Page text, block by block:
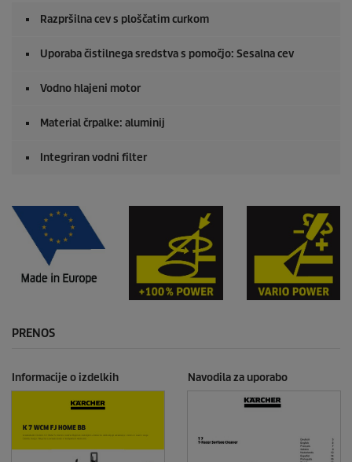
Razpršilna cev s ploščatim curkom
Uporaba čistilnega sredstva s pomočjo: Sesalna cev
Vodno hlajeni motor
Material črpalke: aluminij
Integriran vodni filter
PRENOS
Informacije o izdelkih Navodila za uporabo